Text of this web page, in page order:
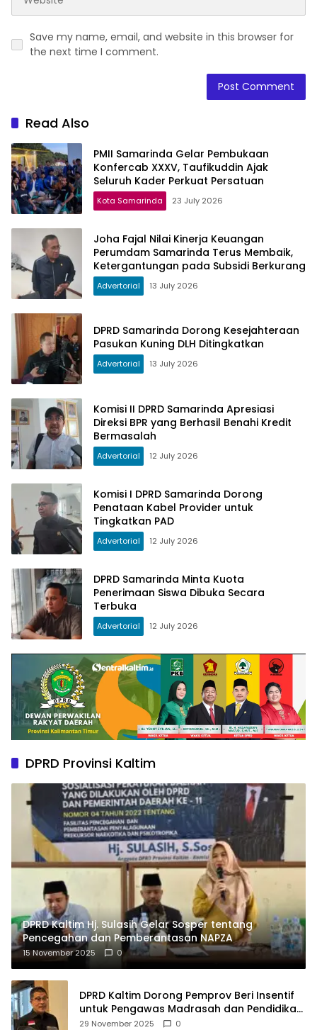
Save my name, email, and website in this browser for
the next time I comment.
Read Also
PMII Samarinda Gelar Pembukaan
Konfercab XXXV, Taufikuddin Ajak
Seluruh Kader Perkuat Persatuan
Kota Samarinda 23 July 2026
Joha Fajal Nilai Kinerja Keuangan
Perumdam Samarinda Terus Membaik,
Ketergantungan pada Subsidi Berkurang
Advertorial 13 July 2026
DPRD Samarinda Dorong Kesejahteraan
Pasukan Kuning DLH Ditingkatkan
Advertorial 13 July 2026
Komisi II DPRD Samarinda Apresiasi
Direksi BPR yang Berhasil Benahi Kredit
Bermasalah
Advertorial 12 July 2026
Komisi I DPRD Samarinda Dorong
Penataan Kabel Provider untuk
Tingkatkan PAD
Advertorial 12 July 2026
DPRD Samarinda Minta Kuota
Penerimaan Siswa Dibuka Secara
Terbuka
Advertorial 12 July 2026
DPRD Provinsi Kaltim
DPRD Kaltim Hj. Sulasih Gelar Sosper tentang
Pencegahan dan Pemberantasan NAPZA
15 November 2025 0
DPRD Kaltim Dorong Pemprov Beri Insentif
untuk Pengawas Madrasah dan Pendidikan
Agama
29 November 2025 0